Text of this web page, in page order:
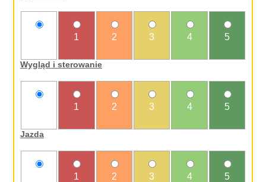
1 2 3 4 5
Wygląd i sterowanie
1 2 3 4 5
Jazda
1 2 3 4 5